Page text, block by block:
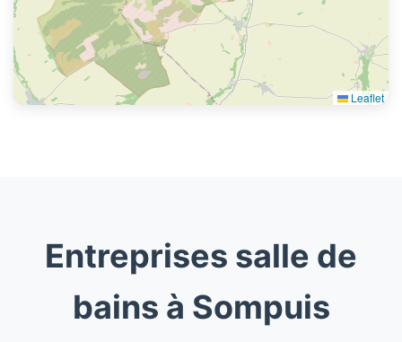
Leaflet
Entreprises salle de
bains à Sompuis